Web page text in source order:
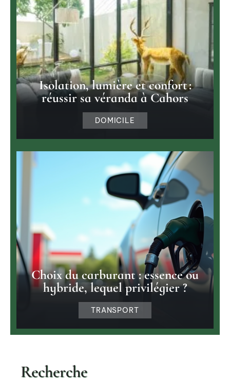
Isolation, lumière et confort :
réussir sa véranda à Cahors
DOMICILE
Choix du carburant : essence ou
hybride, lequel privilégier ?
TRANSPORT
Recherche